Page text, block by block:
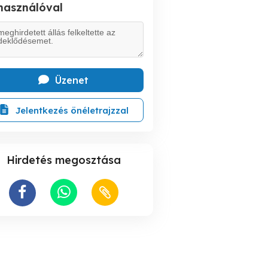
Üzenet
Jelentkezés önéletrajzzal
Hirdetés megosztása